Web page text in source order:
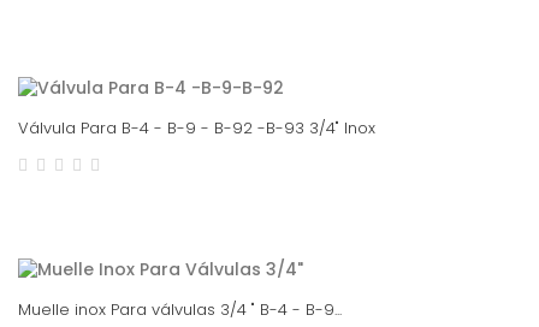
Válvula Para B-4 - B-9 - B-92 -B-93 3/4" Inox
Muelle inox Para válvulas 3/4 " B-4 - B-9...